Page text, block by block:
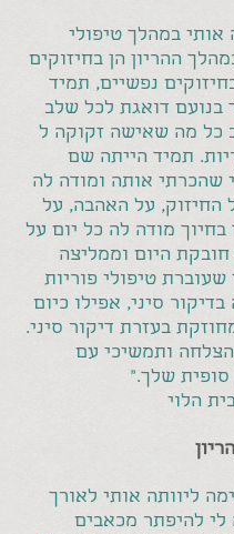
אותי במהלך טיפולי
ההריון הן בחיזוקים
נפשיים, תמיד
בנועם דואגת לכל שלב
כל מה שאישה זקוקה ל
תמיד הייתה שם
שהכרתי אותה ומודה לה
החיזוק, על האהבה, על
בחיוך מודה לה כל יום על
היום וממליצה
טיפולי פוריות
סיני, אפילו כיום
בעזרת דיקור סיני.
ותמשיכי עם
סופית שלך."
הלוי
ליוותה אותי לאורך
לי להיפתר מכאבים